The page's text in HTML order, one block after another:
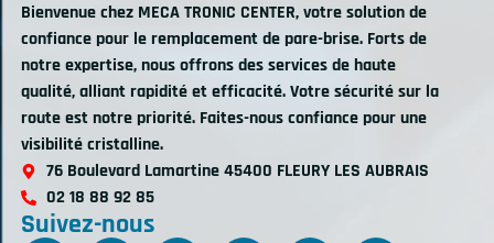
Bienvenue chez MECA TRONIC CENTER, votre solution de
confiance pour le remplacement de pare-brise. Forts de
notre expertise, nous offrons des services de haute
qualité, alliant rapidité et efficacité. Votre sécurité sur la
route est notre priorité. Faites-nous confiance pour une
visibilité cristalline.
76 Boulevard Lamartine 45400 FLEURY LES AUBRAIS
02 18 88 92 85
Suivez-nous